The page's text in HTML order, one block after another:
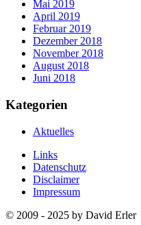
Mai 2019
April 2019
Februar 2019
Dezember 2018
November 2018
August 2018
Juni 2018
Kategorien
Aktuelles
Links
Datenschutz
Disclaimer
Impressum
© 2009 - 2025 by David Erler